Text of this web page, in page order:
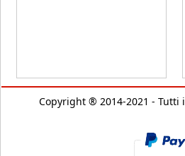
Copyright ® 2014-2021 -